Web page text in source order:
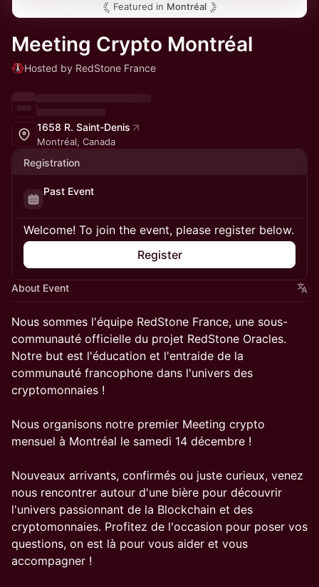
Featured in Montréal
Meeting Crypto Montréal
Hosted by RedStone France
1658 R. Saint-Denis
Montréal, Canada
Registration
Past Event
Welcome! To join the event, please register below.
Register
About Event
Nous sommes l'équipe RedStone France, une sous-
communauté officielle du projet RedStone Oracles.
Notre but est l'éducation et l'entraide de la
communauté francophone dans l'univers des
cryptomonnaies !
Nous organisons notre premier Meeting crypto
mensuel à Montréal le samedi 14 décembre !
Nouveaux arrivants, confirmés ou juste curieux, venez
nous rencontrer autour d'une bière pour découvrir
l'univers passionnant de la Blockchain et des
cryptomonnaies. Profitez de l'occasion pour poser vos
questions, on est là pour vous aider et vous
accompagner !